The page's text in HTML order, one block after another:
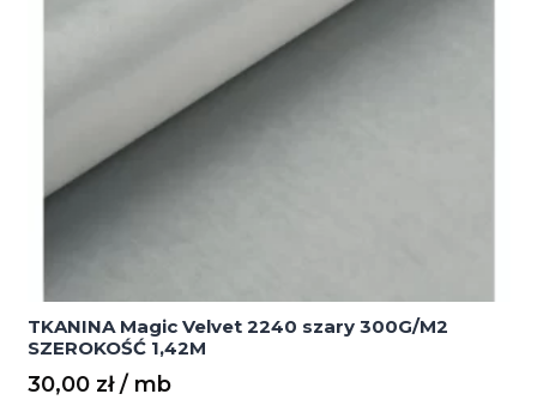
TKANINA Magic Velvet 2240 szary 300G/M2
SZEROKOŚĆ 1,42M
30,00 zł